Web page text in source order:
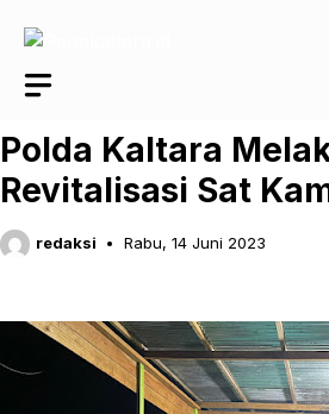
Polda Kaltara
Revitalisasi Sat
redaksi Rabu, 14 Juni 2023